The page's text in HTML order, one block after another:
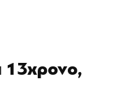
13χρονο,